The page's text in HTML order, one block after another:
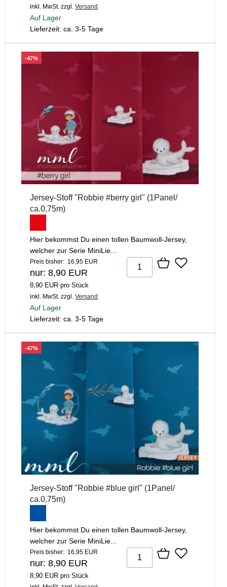
inkl. MwSt. zzgl. Versand
Auf Lager
Lieferzeit: ca. 3-5 Tage
-47%
Jersey-Stoff "Robbie #berry girl" (1Panel/
ca.0,75m)
Hier bekommst Du einen tollen Baumwoll-Jersey,
welcher zur Serie MiniLie...
Preis bisher: 16,95 EUR
nur: 8,90 EUR
8,90 EUR pro Stück
inkl. MwSt. zzgl. Versand
Auf Lager
Lieferzeit: ca. 3-5 Tage
-47%
Jersey-Stoff "Robbie #blue girl" (1Panel/
ca.0,75m)
Hier bekommst Du einen tollen Baumwoll-Jersey,
welcher zur Serie MiniLie...
Preis bisher: 16,95 EUR
nur: 8,90 EUR
8,90 EUR pro Stück